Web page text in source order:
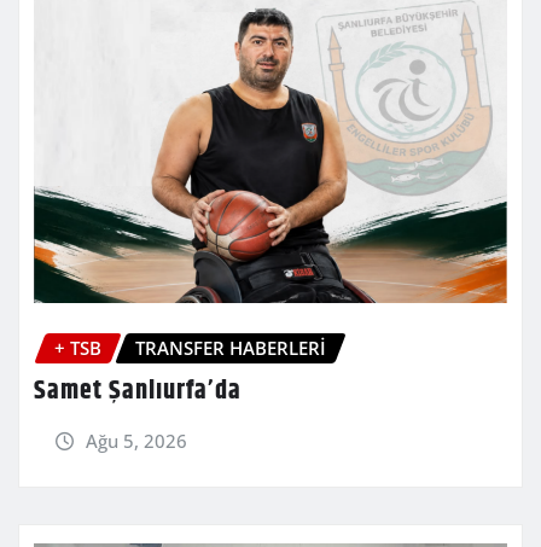
+ TSB TRANSFER HABERLERİ
Samet Şanlıurfa’da
Ağu 5, 2026